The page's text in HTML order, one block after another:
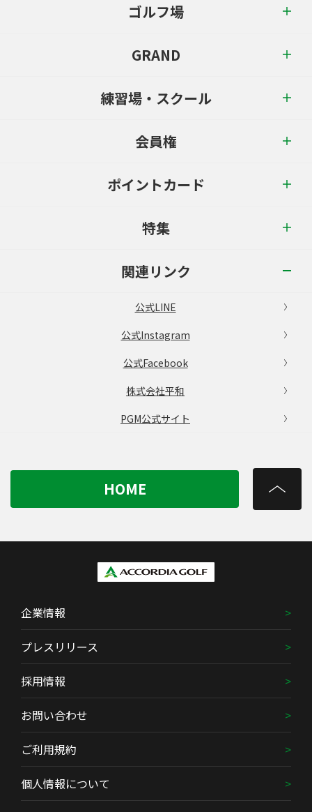
ゴルフ場
GRAND
練習場・スクール
会員権
ポイントカード
特集
関連リンク
公式LINE
公式Instagram
公式Facebook
株式会社平和
PGM公式サイト
HOME
企業情報
プレスリリース
採用情報
お問い合わせ
ご利用規約
個人情報について